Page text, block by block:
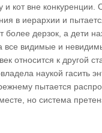
кот вне конкуренции.
в иерархии и
дерзок, а дети
все видимые и
относится к другой
наукой гасить
пытается
но система